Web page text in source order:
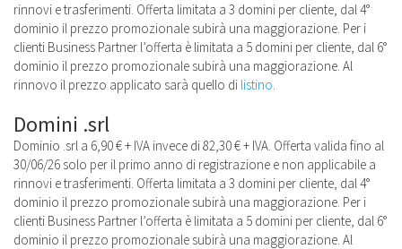
rinnovi e trasferimenti. Offerta limitata a 3 domini per cliente, dal 4°
dominio il prezzo promozionale subirà una maggiorazione. Per i
clienti Business Partner l’offerta è limitata a 5 domini per cliente, dal 6°
dominio il prezzo promozionale subirà una maggiorazione. Al
rinnovo il prezzo applicato sarà quello di listino.
Domini .srl
Dominio .srl a 6,90 € + IVA invece di 82,30 € + IVA. Offerta valida fino al
30/06/26 solo per il primo anno di registrazione e non applicabile a
rinnovi e trasferimenti. Offerta limitata a 3 domini per cliente, dal 4°
dominio il prezzo promozionale subirà una maggiorazione. Per i
clienti Business Partner l’offerta è limitata a 5 domini per cliente, dal 6°
dominio il prezzo promozionale subirà una maggiorazione. Al